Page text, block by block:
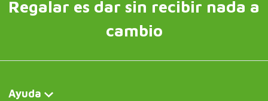
Regalar es dar sin recibir nada a
cambio
Ayuda